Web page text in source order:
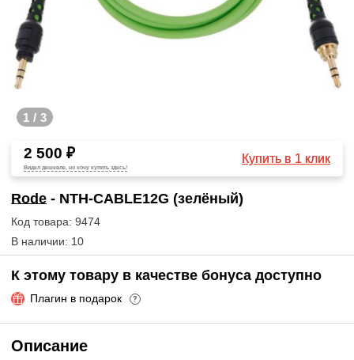
1 / 3
2 500 ₽
Видел дешевле, но хочу купить здесь!
Купить в 1 клик
Rode - NTH-CABLE12G (зелёный)
Код товара: 9474
В наличии: 10
К этому товару в качестве бонуса доступно
Плагин в подарок ?
Описание